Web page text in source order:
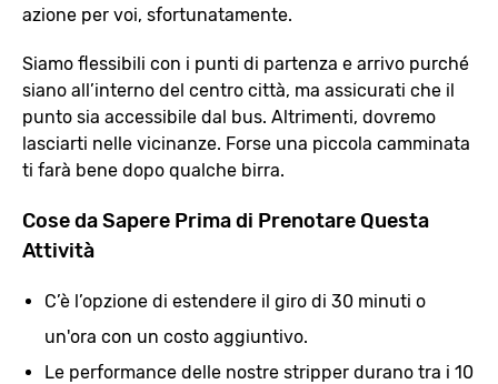
azione per voi, sfortunatamente.
Siamo flessibili con i punti di partenza e arrivo purché
siano all’interno del centro città, ma assicurati che il
punto sia accessibile dal bus. Altrimenti, dovremo
lasciarti nelle vicinanze. Forse una piccola camminata
ti farà bene dopo qualche birra.
Cose da Sapere Prima di Prenotare Questa
Attività
C’è l’opzione di estendere il giro di 30 minuti o
un'ora con un costo aggiuntivo.
Le performance delle nostre stripper durano tra i 10